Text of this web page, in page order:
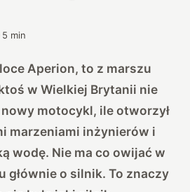
5 min
Aperion, to z marszu
w Wielkiej Brytanii nie
motocykl, ile otworzył
marzeniami inżynierów i
wodę. Nie ma co owijać w
głównie o silnik. To znaczy